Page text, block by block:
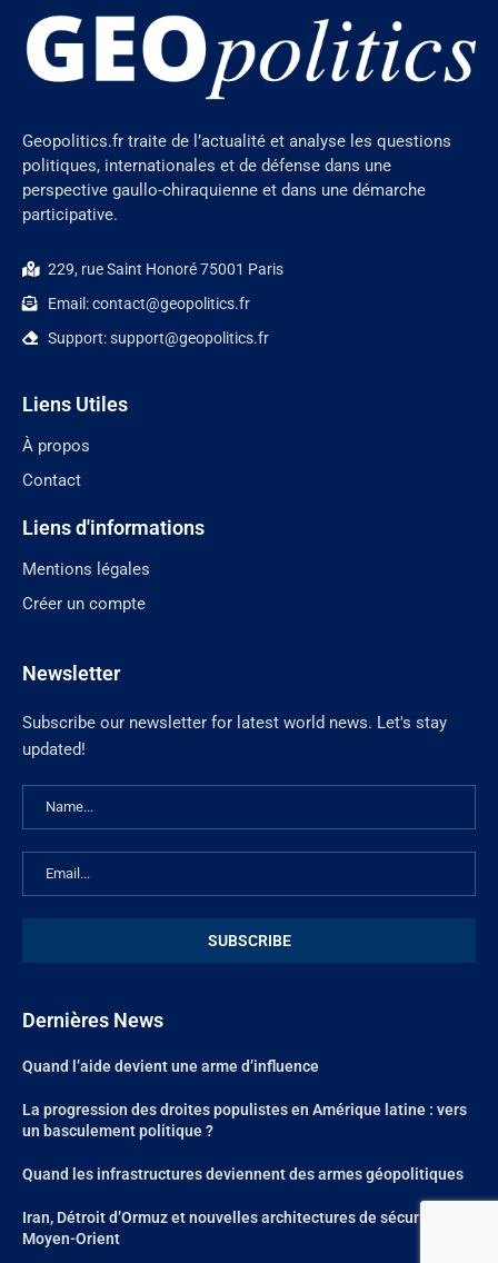
Geopolitics.fr traite de l’actualité et analyse les questions
politiques, internationales et de défense dans une
perspective gaullo-chiraquienne et dans une démarche
participative.
229, rue Saint Honoré 75001 Paris
Email: contact@geopolitics.fr
Support: support@geopolitics.fr
Liens Utiles
À propos
Contact
Liens d'informations
Mentions légales
Créer un compte
Newsletter
Subscribe our newsletter for latest world news. Let's stay
updated!
Dernières News
Quand l’aide devient une arme d’influence
La progression des droites populistes en Amérique latine : vers
un basculement politique ?
Quand les infrastructures deviennent des armes géopolitiques
Iran, Détroit d’Ormuz et nouvelles architectures de sécurité au
Moyen-Orient